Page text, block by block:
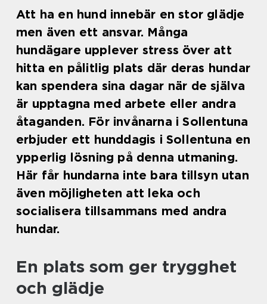
Att ha en hund innebär en stor glädje
men även ett ansvar. Många
hundägare upplever stress över att
hitta en pålitlig plats där deras hundar
kan spendera sina dagar när de själva
är upptagna med arbete eller andra
åtaganden. För invånarna i Sollentuna
erbjuder ett hunddagis i Sollentuna en
ypperlig lösning på denna utmaning.
Här får hundarna inte bara tillsyn utan
även möjligheten att leka och
socialisera tillsammans med andra
hundar.
En plats som ger trygghet
och glädje